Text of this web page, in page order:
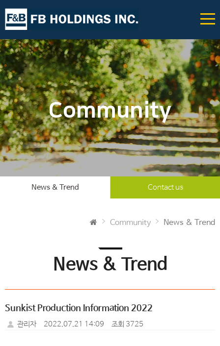
Community
News & Trend Contact us
Community News & Trend
News & Trend
Sunkist Production Information 2022
관리자 2022.07.21 14:09 조회 3725